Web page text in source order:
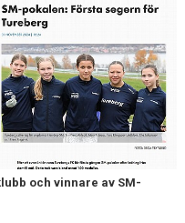
och vinnare av SM-